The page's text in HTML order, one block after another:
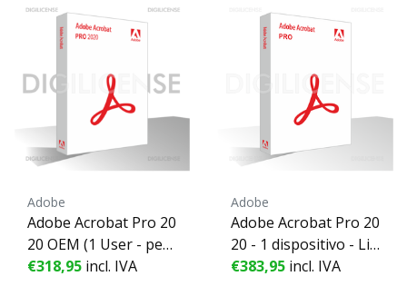
Adobe
Adobe Acrobat Pro 20
20 OEM (1 User - per
petual) MAC ESD - 1 d
€318,95 incl. IVA
Adobe
Adobe Acrobat Pro 20
20 - 1 dispositivo - Lic
enza perpetua
€383,95 incl. IVA